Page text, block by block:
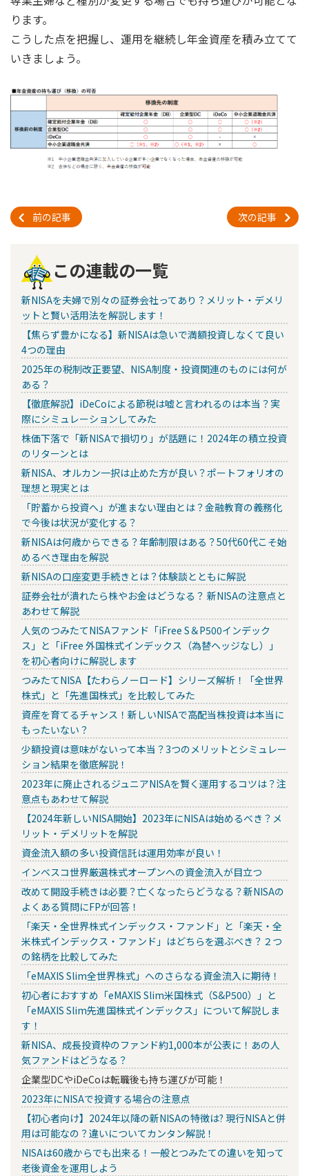
ります。
こうした点を把握し、運用を継続し年金資産を積み立てて
いきましょう。
前の記事 次の記事
この連載の一覧
新NISAを夫婦で別々の証券会社ってあり？メリット・デメリ
ットと賢い活用法を解説します！
【焦らず豊かになる】新NISAは急いで満額投資しなくて良い
4つの理由
2025年の税制改正要望、NISA制度・投資関連のものには何が
ある？
【徹底解説】iDeCoによる節税は嘘と言われるのは本当？実
際にシミュレーションしてみた
株価下落で「新NISAで損切り」が話題に！2024年の積立投資
のリターンとは
新NISA、オルカン一択は止めた方が良い？ポートフォリオの
理想と現実とは
「貯蓄から投資へ」が進まない理由とは？金融教育の義務化
で今後は状況が変化する？
新NISAは何歳からできる？年齢制限はある？50代60代こそ始
めるべき理由を解説
新NISAの口座変更手続きとは？体験談とともに解説
証券会社が潰れたら株やお金はどうなる？ 新NISAの注意点と
あわせて解説
人気のつみたてNISAファンド「iFree S＆P500インデック
ス」と「iFree 外国株式インデックス（為替ヘッジなし）」
を初心者向けに解説します
つみたてNISA【たわらノーロード】シリーズ解析！「全世界
株式」と「先進国株式」を比較してみた
資産を育てるチャンス！新しいNISAで高配当株投資は本当に
もったいない？
少額投資は意味がないって本当？3つのメリットとシミュレー
ション結果を徹底解説！
2023年に廃止されるジュニアNISAを賢く運用するコツは？注
意点もあわせて解説
【2024年新しいNISA開始】2023年にNISAは始めるべき？メ
リット・デメリットを解説
資金流入額の多い投資信託は運用効率が良い！
インベスコ世界厳選株式オープンへの資金流入が目立つ
改めて開設手続きは必要？亡くなったらどうなる？新NISAの
よくある質問にFPが回答！
「楽天・全世界株式インデックス・ファンド」と「楽天・全
米株式インデックス・ファンド」はどちらを選ぶべき？２つ
の銘柄を比較してみた
「eMAXIS Slim全世界株式」へのさらなる資金流入に期待！
初心者におすすめ「eMAXIS Slim米国株式（S&P500）」と
「eMAXIS Slim先進国株式インデックス」について解説しま
す！
新NISA、成長投資枠のファンド約1,000本が公表に！あの人
気ファンドはどうなる？
企業型DCやiDeCoは転職後も持ち運びが可能！
2023年にNISAで投資する場合の注意点
【初心者向け】2024年以降の新NISAの特徴は? 現行NISAと併
用は可能なの？違いについてカンタン解説！
NISAは60歳からでも出来る！一般とつみたての違いを知って
老後資金を運用しよう